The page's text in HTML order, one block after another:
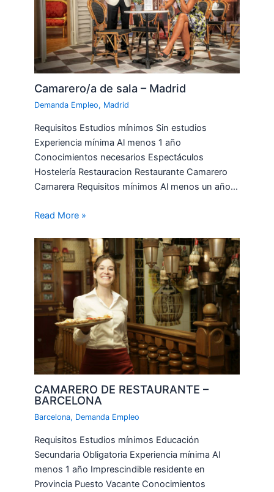
Camarero/a de sala – Madrid
Demanda Empleo, Madrid
Requisitos Estudios mínimos Sin estudios
Experiencia mínima Al menos 1 año
Conocimientos necesarios Espectáculos
Hostelería Restauracion Restaurante Camarero
Camarera Requisitos mínimos Al menos un año…
Read More »
CAMARERO DE RESTAURANTE –
BARCELONA
Barcelona, Demanda Empleo
Requisitos Estudios mínimos Educación
Secundaria Obligatoria Experiencia mínima Al
menos 1 año Imprescindible residente en
Provincia Puesto Vacante Conocimientos